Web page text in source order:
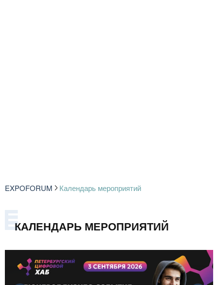
EXPOFORUM Календарь мероприятий
КАЛЕНДАРЬ МЕРОПРИЯТИЙ